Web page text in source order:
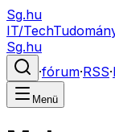
Sg.hu
IT/Tech
Sg.hu
·fórum·RSS·
Menü